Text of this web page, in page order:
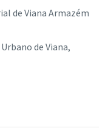
de Viana Armazém
de Viana,